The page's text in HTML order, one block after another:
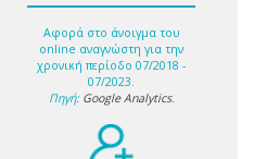
Αφορά στο άνοιγμα του
online αναγνώστη για την
χρονική περίοδο 07/2018 -
07/2023.
Πηγή: Google Analytics.